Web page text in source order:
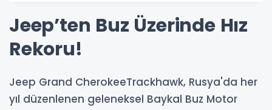
Jeep’ten Buz Üzerinde Hız
Rekoru!
Jeep Grand CherokeeTrackhawk, Rusya'da her
yıl düzenlenen geleneksel Baykal Buz Motor